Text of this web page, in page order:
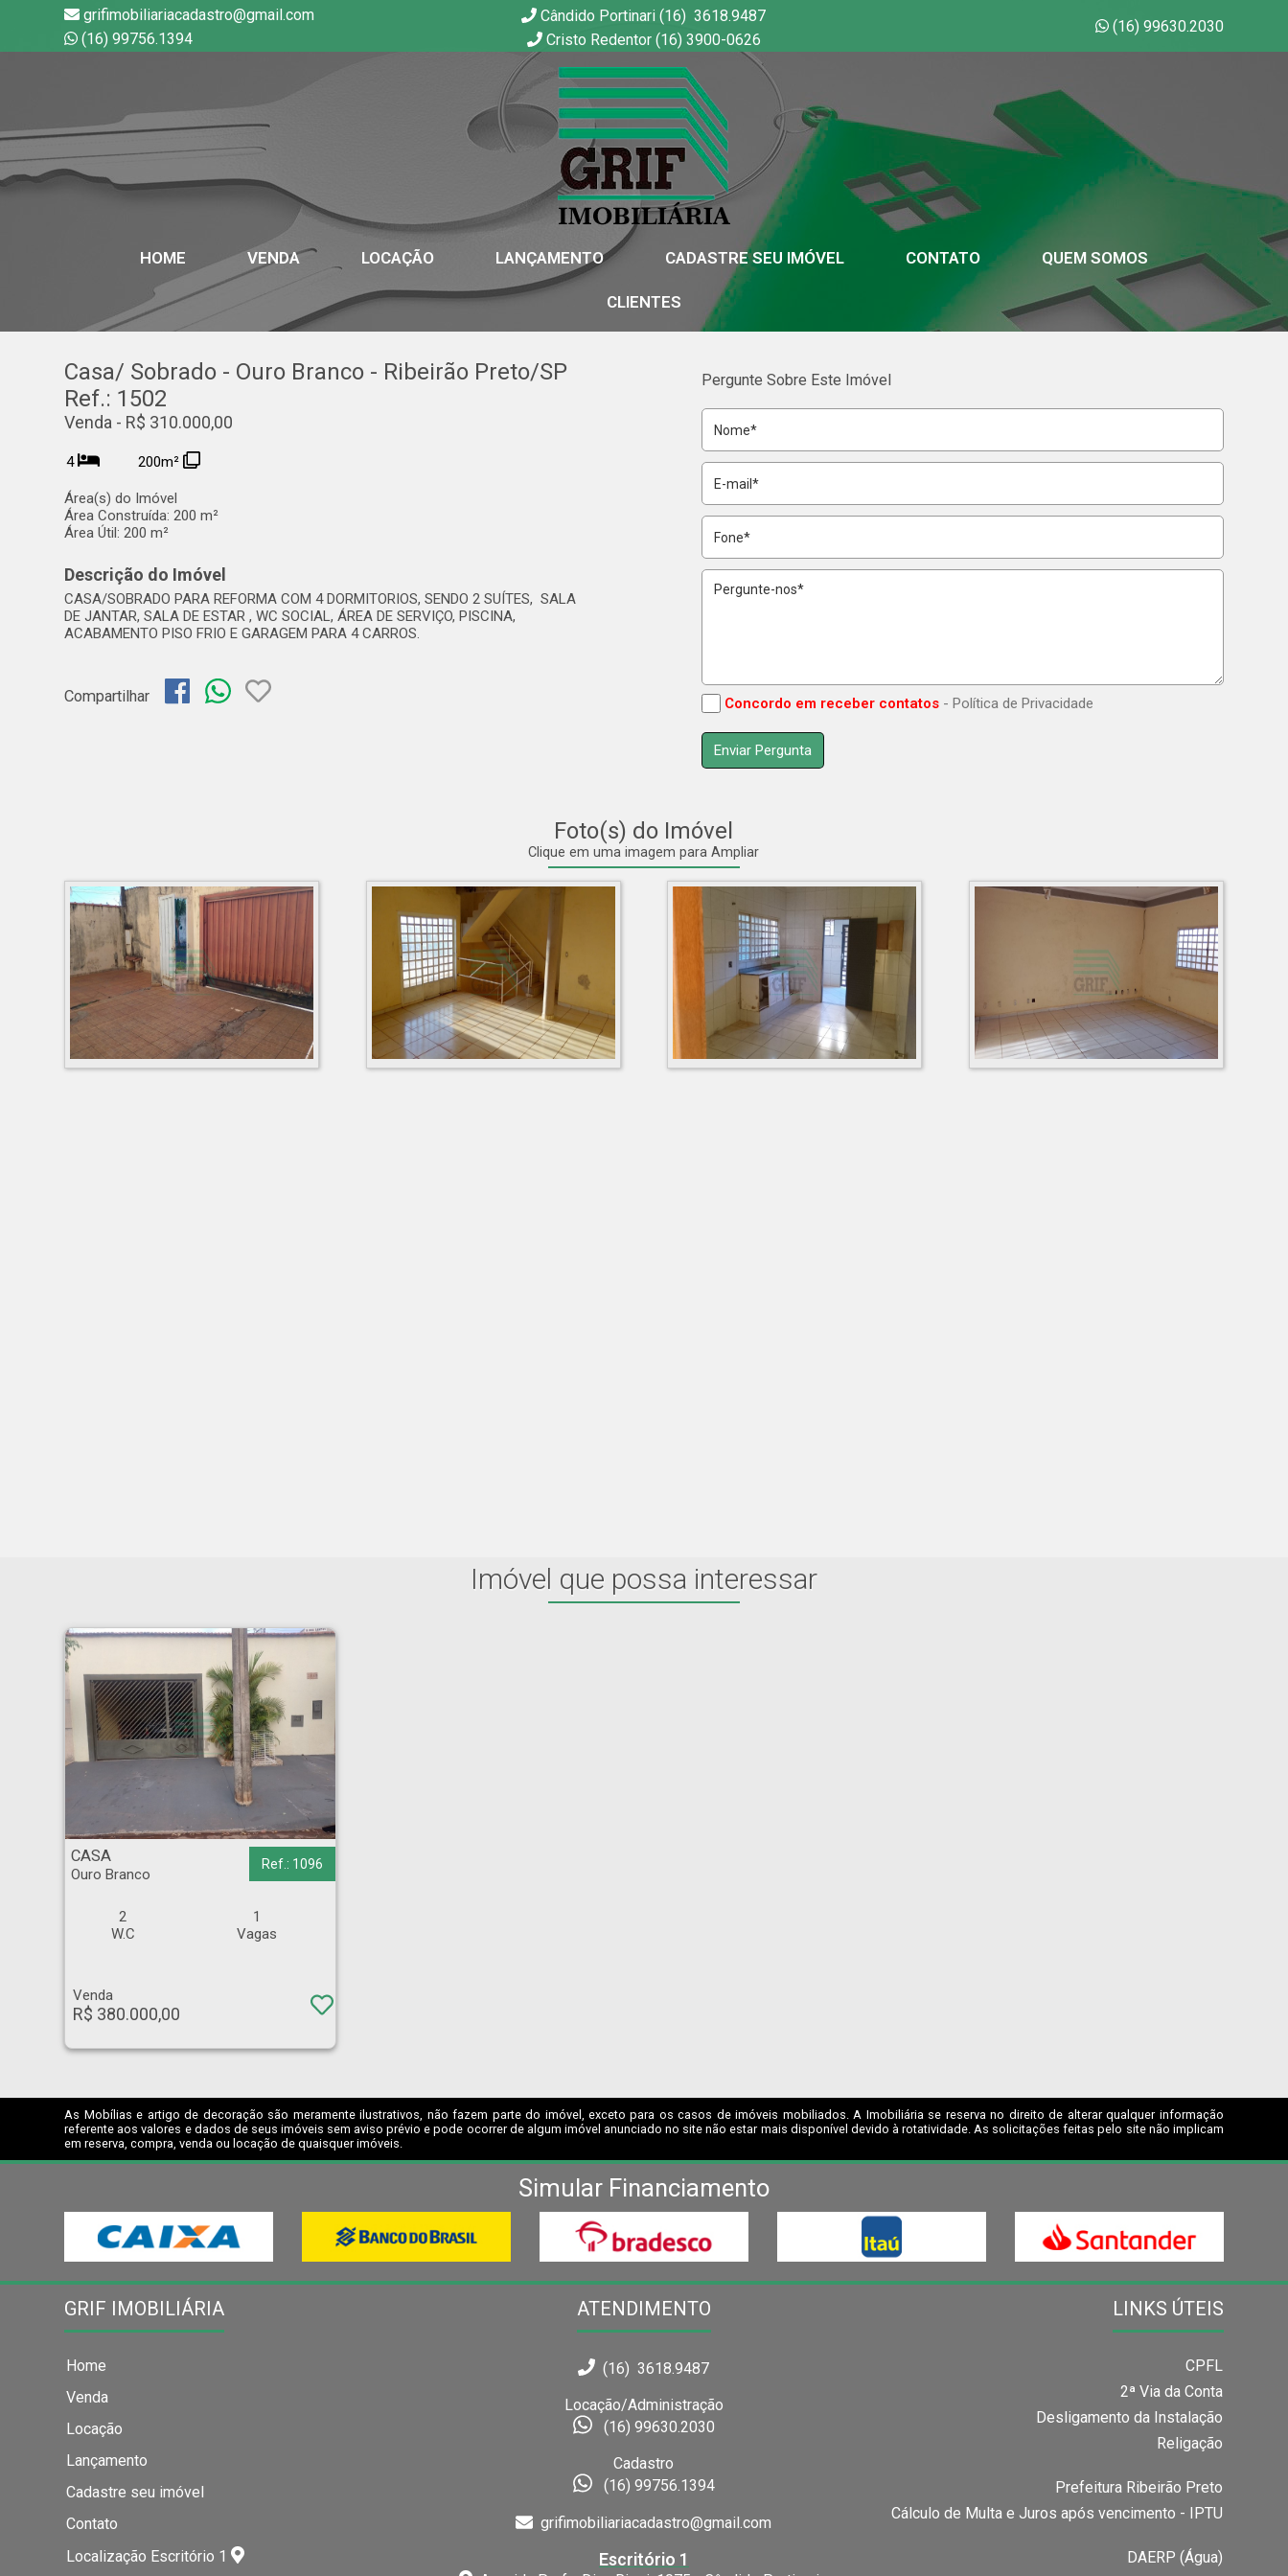
grifimobiliariacadastro@gmail.com
(16) 99756.1394
Cândido Portinari (16) 3618.9487
Cristo Redentor (16) 3900-0626
(16) 99630.2030
HOME VENDA LOCAÇÃO LANÇAMENTO CADASTRE SEU IMÓVEL CONTATO QUEM SOMOS
CLIENTES
Casa/ Sobrado - Ouro Branco - Ribeirão Preto/SP
Ref.: 1502
Venda - R$ 310.000,00
4 200m²
Área(s) do Imóvel
Área Construída:200 m²
Área Útil:200 m²
Descrição do Imóvel
CASA/SOBRADO PARA REFORMA COM 4 DORMITORIOS, SENDO 2 SUÍTES, SALA
DE JANTAR, SALA DE ESTAR , WC SOCIAL, ÁREA DE SERVIÇO, PISCINA,
ACABAMENTO PISO FRIO E GARAGEM PARA 4 CARROS.
Compartilhar
Pergunte Sobre Este Imóvel
Concordo em receber contatos - Política de Privacidade
Foto(s) do Imóvel
Clique em uma imagem para Ampliar
Imóvel que possa interessar
CASA - Ouro Branco - Ribeirão Preto
CASA
Ouro Branco
Ref.: 1096
2
W.C
1
Vagas
Venda
R$ 380.000,00
As Mobílias e artigo de decoração são meramente ilustrativos, não fazem parte do imóvel, exceto para os casos de imóveis mobiliados. A Imobiliária se reserva no direito de alterar qualquer informação
referente aos valores e dados de seus imóveis sem aviso prévio e pode ocorrer de algum imóvel anunciado no site não estar mais disponível devido à rotatividade. As solicitações feitas pelo site não implicam
em reserva, compra, venda ou locação de quaisquer imóveis.
Simular Financiamento
GRIF IMOBILIÁRIA
Home
Venda
Locação
Lançamento
Cadastre seu imóvel
Contato
Localização Escritório 1
ATENDIMENTO
(16) 3618.9487
Locação/Administração
(16) 99630.2030
Cadastro
(16) 99756.1394
grifimobiliariacadastro@gmail.com
Escritório 1
LINKS ÚTEIS
CPFL
2ª Via da Conta
Desligamento da Instalação
Religação
Prefeitura Ribeirão Preto
Cálculo de Multa e Juros após vencimento - IPTU
DAERP (Água)